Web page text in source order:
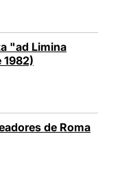
"ad Limina
de Roma